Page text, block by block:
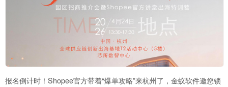
报名倒计时！Shopee官方带着“爆单攻略”来杭州了，金蚁软件邀您锁